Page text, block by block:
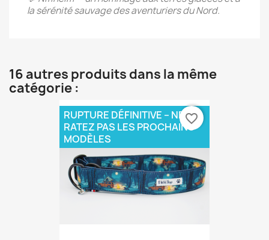
la sérénité sauvage des aventuriers du Nord.
16 autres produits dans la même
catégorie :
RUPTURE DÉFINITIVE – NE
RATEZ PAS LES PROCHAINS
MODÈLES
favorite_border